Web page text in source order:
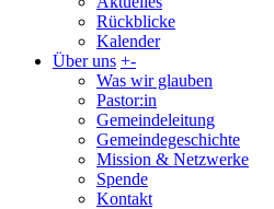
Rückblicke
Kalender
Über uns +-
Was wir glauben
Pastor:in
Gemeindeleitung
Gemeindegeschichte
Mission & Netzwerke
Spende
Kontakt